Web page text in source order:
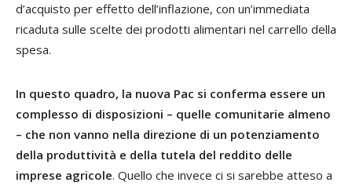
d’acquisto per effetto dell’inflazione, con un’immediata
ricaduta sulle scelte dei prodotti alimentari nel carrello della
spesa.
In questo quadro, la nuova Pac si conferma essere un
complesso di disposizioni – quelle comunitarie almeno
– che non vanno nella direzione di un potenziamento
della produttività e della tutela del reddito delle
imprese agricole. Quello che invece ci si sarebbe atteso a